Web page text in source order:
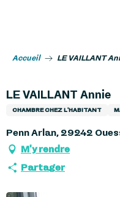
Accueil LE VAILLANT
LE VAILLANT Annie
CHAMBRE CHEZ L'HABITANT
Penn Arlan, 29242
M'y rendre
Partager